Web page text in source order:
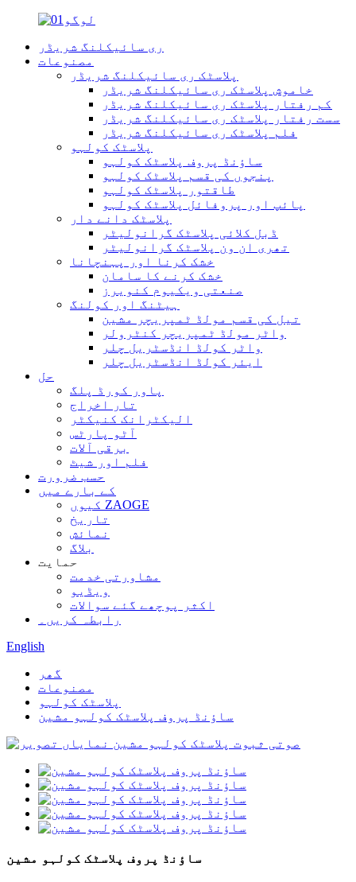
ری سائیکلنگ شریڈر
مصنوعات
پلاسٹک ری سائیکلنگ شریڈر
خاموش پلاسٹک ری سائیکلنگ شریڈر
کم رفتار پلاسٹک ری سائیکلنگ شریڈر
سست رفتار پلاسٹک ری سائیکلنگ شریڈر
فلم پلاسٹک ری سائیکلنگ شریڈر
پلاسٹک کولہو
ساؤنڈ پروف پلاسٹک کولہو
پنجوں کی قسم پلاسٹک کولہو
طاقتور پلاسٹک کولہو
پائپ اور پروفائل پلاسٹک کولہو
پلاسٹک دانے دار
ڈبل کلائی پلاسٹک گرانولیٹر
تھری ان ون پلاسٹک گرانولیٹر
خشک کرنا اور پہنچانا
خشک کرنے کا سامان
صنعتی ویکیوم کنویرز
ہیٹنگ اور کولنگ
تیل کی قسم مولڈ ٹمپریچر مشین
واٹر مولڈ ٹمپریچر کنٹرولر
واٹر کولڈ انڈسٹریل چلر
ایئر کولڈ انڈسٹریل چلر
حل
پاور کورڈ پلگ
تار اخراج
الیکٹرانک کنیکٹر
آٹو پارٹس
برقی آلات
فلم اور شیٹ
حسب ضرورت
کے بارے میں
کیوں ZAOGE
تاریخ
نمائش
بلاگ
حمایت
مشاورتی خدمت
ویڈیو
اکثر پوچھے گئے سوالات
رابطہ کریں۔
English
گھر
مصنوعات
پلاسٹک کولہو
ساؤنڈ پروف پلاسٹک کولہو مشین
ساؤنڈ پروف پلاسٹک کولہو مشین